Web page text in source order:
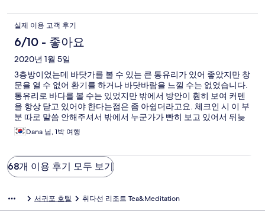
실제 이용 고객 후기
6/10 - 좋아요
2020년 1월 5일
3층방이었는데 바닷가를 볼 수 있는 큰 통유리가 있어 좋았지만 창
문을 열 수 없어 환기를 하거나 바닷바람을 느낄 수는 없었습니다.
통유리로 바다를 볼 수는 있었지만 밖에서 방안이 훤히 보여 커텐
을 항상 닫고 있어야 한다는점은 좀 아쉽더라고요. 체크인 시 이 부
분 따로 말씀 안해주셔서 밖에서 누군가가 빤히 보고 있어서 뒤늦
게 알게 되었습니다. 티룸이 있어 다도 시간을 가질 수 있는것은 좋
았습니다. 고급진 느낌도 나고요.
Dana 님, 1박 여행
68개 이용 후기 모두 보기
서귀포 호텔 취다선 리조트 Tea&Meditation